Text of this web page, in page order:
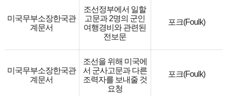
미국무부소장한국관
계문서
조선정부에서 일할
고문과 2명의 군인
여행경비와 관련된
전보문
포크(Foulk)
미국무부소장한국관
계문서
조선을 위해 미국에
서 군사고문과 다른
조력자를 보내줄 것
요청
포크(Foulk)